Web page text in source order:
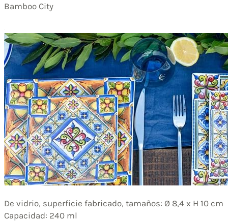
Bamboo City
De vidrio, superficie fabricado, tamaños: Ø 8,4 x H 10 cm
Capacidad: 240 ml